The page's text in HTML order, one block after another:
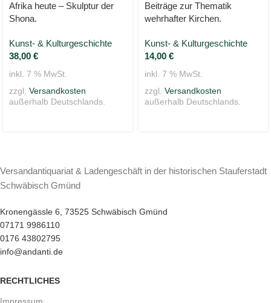
Afrika heute – Skulptur der
Shona.
Kunst- & Kulturgeschichte
38,00 €
inkl. 7 % MwSt.
zzgl. Versandkosten
außerhalb Deutschlands.
Beiträge zur Thematik
wehrhafter Kirchen.
Kunst- & Kulturgeschichte
14,00 €
inkl. 7 % MwSt.
zzgl. Versandkosten
außerhalb Deutschlands.
Versandantiquariat & Ladengeschäft in der historischen Stauferstadt
Schwäbisch Gmünd
Kronengässle 6, 73525 Schwäbisch Gmünd
07171 9986110
0176 43802795
info@andanti.de
RECHTLICHES